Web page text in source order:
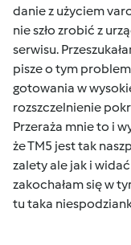
danie z użyciem
nie szło zrobić z
serwisu.
pisze o tym
gotowania w
rozszczelnienie
Przeraża mnie to i
że TM5 jest tak
zalety ale jak i
zakochałam się w
tu taka